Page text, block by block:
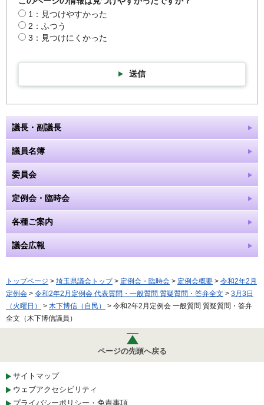
1：見つけやすかった
2：ふつう
3：見つけにくかった
送信
議長・副議長
議員名簿
委員会
定例会・臨時会
各種ご案内
議会広報
トップページ > 埼玉県議会トップ> 定例会・臨時会 > 定例会概要 > 令和2年2月
定例会 > 令和2年2月定例会 代表質問・一般質問 質疑質問・答弁全文 > 3月3日
（火曜日）
> 木下博信（自民）
> 令和2年2月定例会 一般質問 質疑質問・答弁
全文（木下博信議員）
ページの先頭へ戻る
サイトマップ
ウェブアクセシビリティ
プライバシーポリシー・免責事項